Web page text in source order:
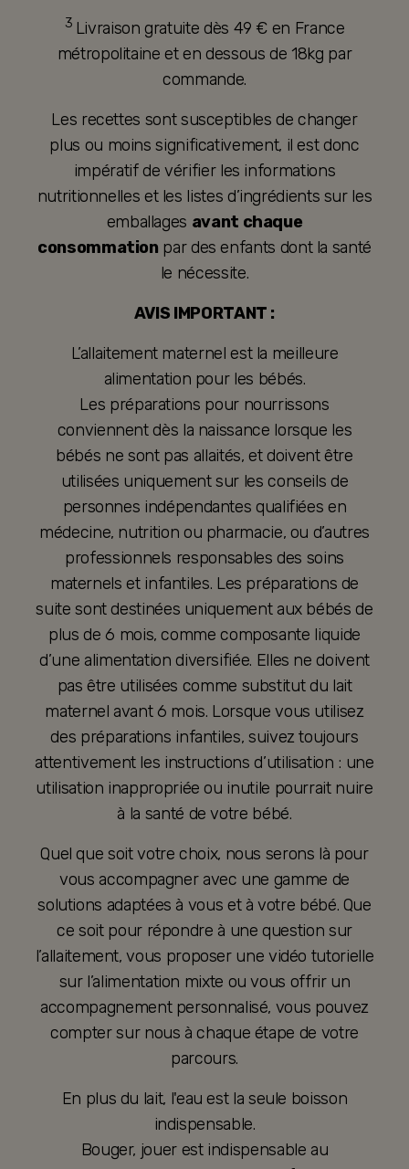
3 Livraison gratuite dès 49 € en France
métropolitaine et en dessous de 18kg par
commande.
Les recettes sont susceptibles de changer
plus ou moins significativement, il est donc
impératif de vérifier les informations
nutritionnelles et les listes d’ingrédients sur les
emballages avant chaque
consommation par des enfants dont la santé
le nécessite.
AVIS IMPORTANT :
L’allaitement maternel est la meilleure
alimentation pour les bébés.
Les préparations pour nourrissons
conviennent dès la naissance lorsque les
bébés ne sont pas allaités, et doivent être
utilisées uniquement sur les conseils de
personnes indépendantes qualifiées en
médecine, nutrition ou pharmacie, ou d’autres
professionnels responsables des soins
maternels et infantiles. Les préparations de
suite sont destinées uniquement aux bébés de
plus de 6 mois, comme composante liquide
d’une alimentation diversifiée. Elles ne doivent
pas être utilisées comme substitut du lait
maternel avant 6 mois. Lorsque vous utilisez
des préparations infantiles, suivez toujours
attentivement les instructions d’utilisation : une
utilisation inappropriée ou inutile pourrait nuire
à la santé de votre bébé.
Quel que soit votre choix, nous serons là pour
vous accompagner avec une gamme de
solutions adaptées à vous et à votre bébé. Que
ce soit pour répondre à une question sur
l’allaitement, vous proposer une vidéo tutorielle
sur l’alimentation mixte ou vous offrir un
accompagnement personnalisé, vous pouvez
compter sur nous à chaque étape de votre
parcours.
En plus du lait, l'eau est la seule boisson
indispensable.
Bouger, jouer est indispensable au